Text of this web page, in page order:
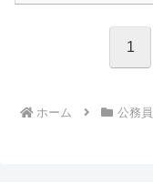
1
ホーム 公務